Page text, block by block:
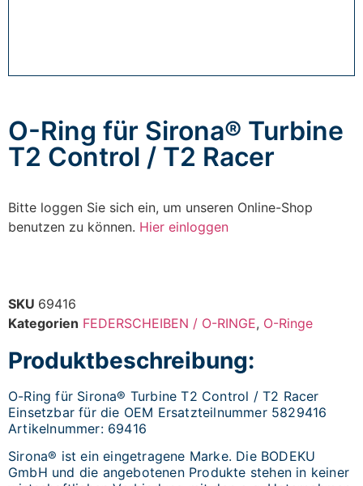
O-Ring für Sirona® Turbine
T2 Control / T2 Racer
Bitte loggen Sie sich ein, um unseren Online-Shop
benutzen zu können. Hier einloggen
SKU 69416
Kategorien FEDERSCHEIBEN / O-RINGE, O-Ringe
Produktbeschreibung:
O-Ring für Sirona® Turbine T2 Control / T2 Racer
Einsetzbar für die OEM Ersatzteilnummer 5829416
Artikelnummer: 69416
Sirona® ist ein eingetragene Marke. Die BODEKU
GmbH und die angebotenen Produkte stehen in keiner